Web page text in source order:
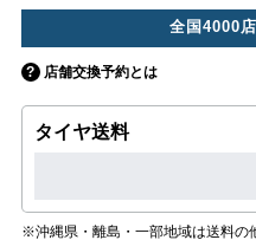
全国4000
店舗交換予約とは
タイヤ送料
※沖縄県・離島・一部地域は送料の